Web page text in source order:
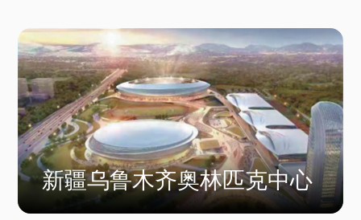
新疆乌鲁木齐奥林匹克中心